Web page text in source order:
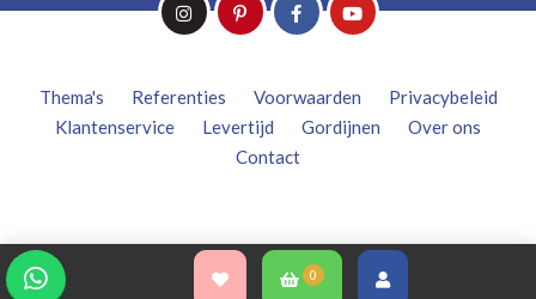
0
Thema's Referenties Voorwaarden
Privacybeleid
Klantenservice
Levertijd Gordijnen
Over ons
Contact